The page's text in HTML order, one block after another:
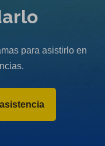
para asistirlo en